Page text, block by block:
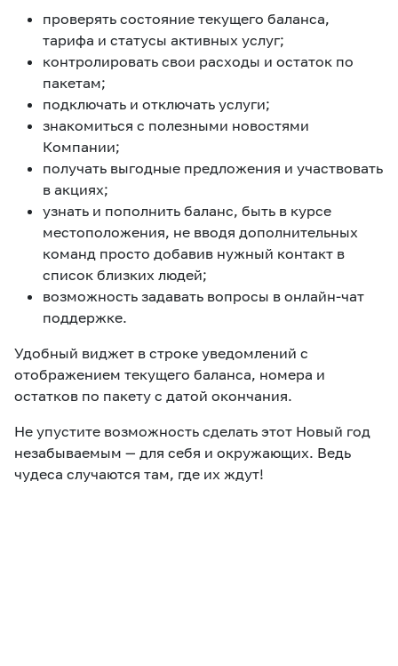
проверять состояние текущего баланса,
тарифа и статусы активных услуг;
контролировать свои расходы и остаток по
пакетам;
подключать и отключать услуги;
знакомиться с полезными новостями
Компании;
получать выгодные предложения и участвовать
в акциях;
узнать и пополнить баланс, быть в курсе
местоположения, не вводя дополнительных
команд просто добавив нужный контакт в
список близких людей;
возможность задавать вопросы в онлайн-чат
поддержке.
Удобный виджет в строке уведомлений с
отображением текущего баланса, номера и
остатков по пакету с датой окончания.
Не упустите возможность сделать этот Новый год
незабываемым — для себя и окружающих. Ведь
чудеса случаются там, где их ждут!